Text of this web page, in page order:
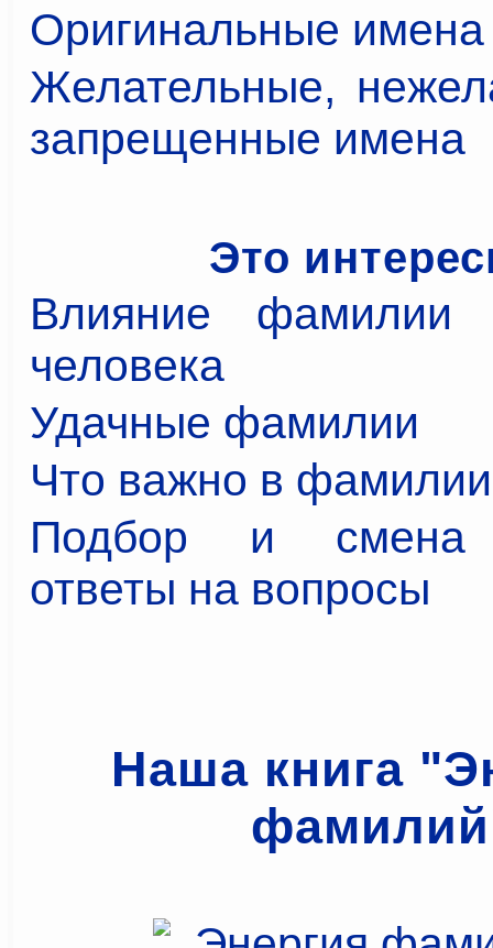
Оригинальные имена
Желательные,
запрещенные имена
Это
Влияние фамилии
человека
Удачные фамилии
Что важно в фамилии
Подбор и смена
ответы на вопросы
Наша книга